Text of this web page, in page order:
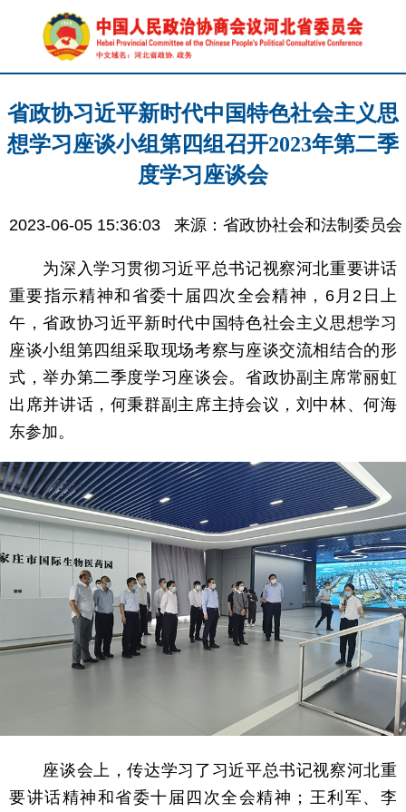
省政协习近平新时代中国特色社会主义思
想学习座谈小组第四组召开2023年第二季
度学习座谈会
2023-06-05 15:36:03 来源：省政协社会和法制委员会
为深入学习贯彻习近平总书记视察河北重要讲话
重要指示精神和省委十届四次全会精神，6月2日上
午，省政协习近平新时代中国特色社会主义思想学习
座谈小组第四组采取现场考察与座谈交流相结合的形
式，举办第二季度学习座谈会。省政协副主席常丽虹
出席并讲话，何秉群副主席主持会议，刘中林、何海
东参加。
座谈会上，传达学习了习近平总书记视察河北重
要讲话精神和省委十届四次全会精神；王利军、李